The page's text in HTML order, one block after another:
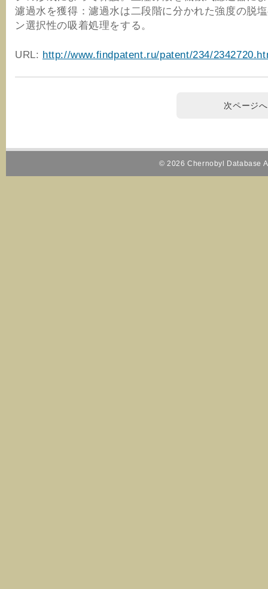
濾過水を獲得：濾過水は二段階に分かれた強度の脱
ン選択性の吸着処理をする。
URL: http://www.findpatent.ru/patent/234/
次ページ
© 2026 Chernobyl Database